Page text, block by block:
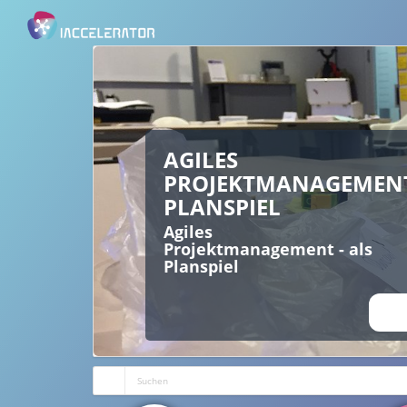
AGILES
PLANSPIEL
Agiles
Projektmanagement - als
Planspiel